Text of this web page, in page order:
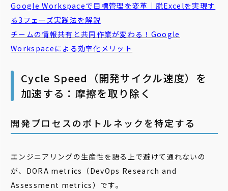
Google Workspaceで目標管理を変革｜脱Excelを実現す
る3フェーズ実践法を解説
チームの情報共有と共同作業が変わる！Google
Workspaceによる効率化メリット
Cycle Speed（開発サイクル速度）を
加速する：摩擦を取り除く
開発プロセスのボトルネックを特定する
エンジニアリングの生産性を語る上で避けて通れないの
が、DORA metrics（DevOps Research and
Assessment metrics）です。